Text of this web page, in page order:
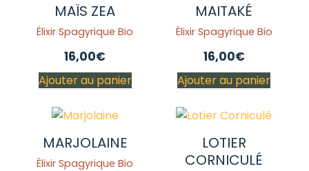
MAÏS ZEA
Élixir Spagyrique Bio
16,00€
Ajouter au panier
MAITAKÉ
Élixir Spagyrique Bio
16,00€
Ajouter au panier
MARJOLAINE
Élixir Spagyrique Bio
LOTIER
CORNICULÉ